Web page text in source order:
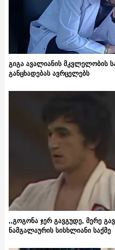
გიგა ავალიანის მკვლელობის
განცხადებას ავრცელებს
,,გოგონა ჯერ გავგუდე, მერე
ნამგალაურის სისხლიანი საქმე